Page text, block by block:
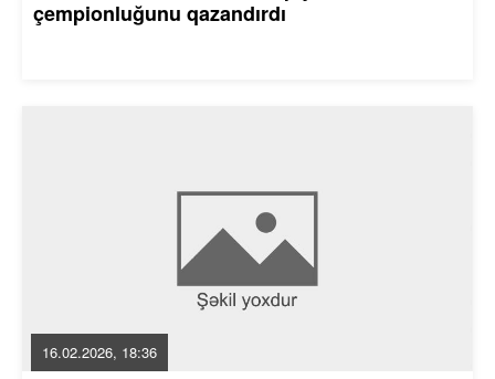
çempionluğunu qazandırdı
16.02.2026, 18:36